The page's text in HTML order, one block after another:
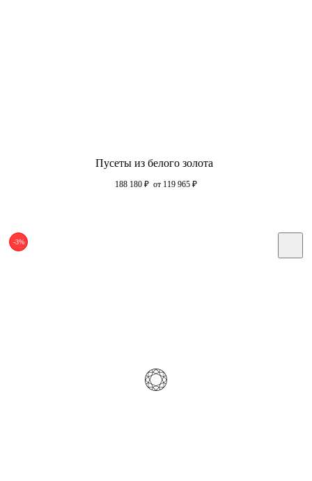
Пусеты из белого золота
188 180 ₽ от 119 965 ₽
-3%